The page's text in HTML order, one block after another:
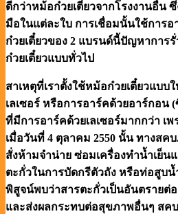
ดีกว่าหม้อก๋วยเตี๋ยวจากโรงงานอื่น
มือในแต่ละใบ การเชื่อมนั้นใช้การ
ก๋วยเตี๋ยวของ 2 แบรนด์นี้ปัญหาการ
ก๋วยเตี๋ยวแบบทั่วไป
สาเหตุที่เราตั้งใช้หม้อก๋วยเตี๋ยวแบบ
เลเซอร์ หรือการอาร์คด้วยอาร์กอน
ที่มีการอาร์คด้วยเลเซอร์มากกว่า เ
เมื่อวันที่ 4 ตุลาคม 2550 นั้น ทางสค
สั่งห้ามจำน่าย ซ่อมเครื่องทำน้ำเย็น
ตะกั่วในการบัดกรีตัวถัง หรือท่อสูบน้
พิสูจน์พบว่าสารตะกั่วเป็นอันตรายต่
และส่งผลกระทบต่อสุขภาพอื่นๆ สค